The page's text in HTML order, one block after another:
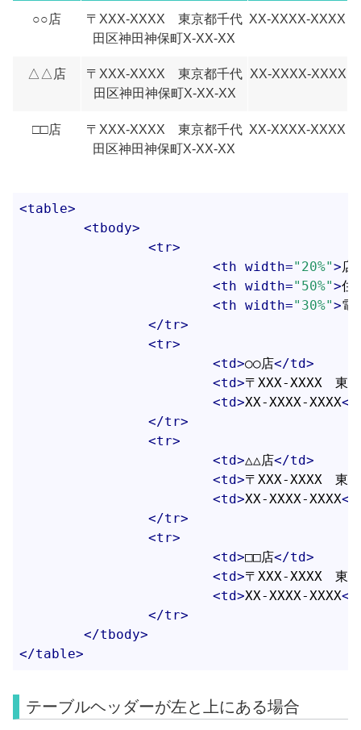
○○店
〒XXX-XXXX 東京都千代
田区神田神保町X-XX-XX
XX-XXXX-XXXX
△△店
〒XXX-XXXX 東京都千代
田区神田神保町X-XX-XX
XX-XXXX-XXXX
□□店
〒XXX-XXXX 東京都千代
田区神田神保町X-XX-XX
XX-XXXX-XXXX
<table>
<tbody>
<tr>
<th width="20%">店
<th width="50%">住
<th width="30%">電
</tr>
<tr>
<td>○○店</td>
<td>〒XXX-XXXX　東
<td>XX-XXXX-XXXX</
</tr>
<tr>
<td>△△店</td>
<td>〒XXX-XXXX　東
<td>XX-XXXX-XXXX</
</tr>
<tr>
<td>□□店</td>
<td>〒XXX-XXXX　東
<td>XX-XXXX-XXXX</
</tr>
</tbody>
</table>
テーブルヘッダーが左と上にある場合